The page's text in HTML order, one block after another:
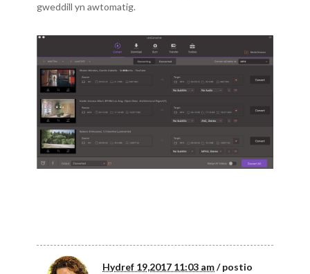
gweddill yn awtomatig.
Hydref 19,2017 11:03 am/ postio